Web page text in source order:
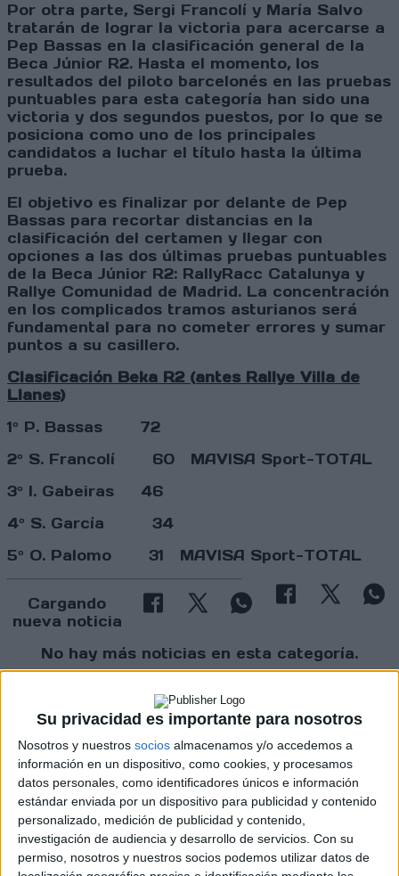
Su privacidad es importante para nosotros
Nosotros y nuestros socios almacenamos y/o accedemos a
información en un dispositivo, como cookies, y procesamos
datos personales, como identificadores únicos e información
estándar enviada por un dispositivo para publicidad y contenido
personalizado, medición de publicidad y contenido,
investigación de audiencia y desarrollo de servicios. Con su
permiso, nosotros y nuestros socios podemos utilizar datos de
Por otra parte, Sergi Francolí y María Salvo
tratarán de lograr la victoria para acercarse a
Pep Bassas en la clasificación general de la
Beca Júnior R2. Hasta el momento, los
resultados del piloto barcelonés en las pruebas
puntuables para esta categoría han sido una
victoria y dos segundos puestos, por lo que se
posiciona como uno de los principales
candidatos a luchar el título hasta la última
prueba.
El objetivo es finalizar por delante de Pep
Bassas para recortar distancias en la
clasificación del certamen y llegar con
opciones a las dos últimas pruebas puntuables
de la Beca Júnior R2: RallyRacc Catalunya y
Rallye Comunidad de Madrid. La concentración
en los complicados tramos asturianos será
fundamental para no cometer errores y sumar
puntos a su casillero.
Clasificación Beka R2 (antes Rallye Villa de
Llanes)
1º P. Bassas 72
2º S. Francolí 60 MAVISA Sport-TOTAL
3º I. Gabeiras 46
4º S. García 34
5º O. Palomo 31 MAVISA Sport-TOTAL
Cargando
nueva noticia
No hay más noticias en esta categoría.